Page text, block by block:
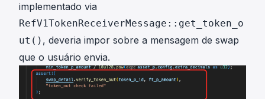
implementado via
RefV1TokenReceiverMessage::get_token_o
ut() , deveria impor sobre a mensagem de swap
que o usuário envia.